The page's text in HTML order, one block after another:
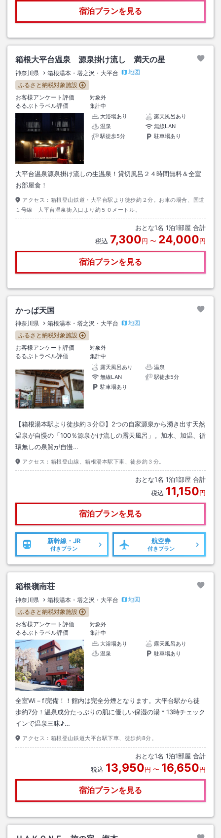
宿泊プランを見る
箱根大平台温泉 源泉掛け流し 満天の星
神奈川県 箱根湯本・塔之沢・大平台
地図
ふるさと納税対象施設
お客様アンケート評価
対象外
るるぶトラベル評価
集計中
大浴場あり
露天風呂あり
温泉
無線LAN
駅徒歩5分
駐車場あり
大平台温泉源泉掛け流しの生温泉！貸切風呂２４時間無料＆全室
お部屋食！
アクセス： 箱根登山鉄道・大平台駅より徒歩約２分。お車の場合、国道
１号線 大平台温泉街入口より約５０メートル。
おとな1名 1泊1部屋 合計
税込 7,300円 〜 24,000円
宿泊プランを見る
かっぱ天国
神奈川県 箱根湯本・塔之沢・大平台
地図
ふるさと納税対象施設
お客様アンケート評価
対象外
るるぶトラベル評価
集計中
露天風呂あり
温泉
無線LAN
駅徒歩5分
駐車場あり
【箱根湯本駅より徒歩約３分◎】2つの自家源泉から湧き出す天然
温泉が自慢の「100％源泉かけ流しの露天風呂」。加水、加温、循
環無しの泉質が自慢…
アクセス： 箱根登山線、箱根湯本駅下車、徒歩約３分。
おとな1名 1泊1部屋 合計
税込 11,150円
宿泊プランを見る
新幹線・JR
付きプラン
航空券
付きプラン
箱根嶺南荘
神奈川県 箱根湯本・塔之沢・大平台
地図
ふるさと納税対象施設
お客様アンケート評価
対象外
るるぶトラベル評価
集計中
大浴場あり
露天風呂あり
温泉
駐車場あり
全室Wi－fi完備！！館内は完全分煙となります。大平台駅から徒
歩約7分！温泉成分たっぷりの肌に優しい保湿の湯＊13時チェック
インで温泉三昧♪…
アクセス： 箱根登山鉄道大平台駅下車、徒歩約8分。
おとな1名 1泊1部屋 合計
税込 13,950円 〜 16,650円
宿泊プランを見る